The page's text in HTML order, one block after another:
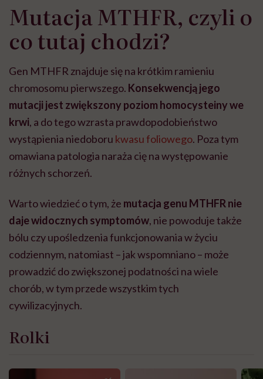
Mutacja MTHFR, czyli o
co tutaj chodzi?
Gen MTHFR znajduje się na krótkim ramieniu
chromosomu pierwszego. Konsekwencją jego
mutacji jest zwiększony poziom homocysteiny we
krwi, a do tego wzrasta prawdopodobieństwo
wystąpienia niedoboru kwasu foliowego. Poza tym
omawiana patologia naraża cię na występowanie
różnych schorzeń.
Warto wiedzieć o tym, że mutacja genu MTHFR nie
daje widocznych symptomów, nie powoduje także
bólu czy upośledzenia funkcjonowania w życiu
codziennym, natomiast – jak wspomniano – może
prowadzić do zwiększonej podatności na wiele
chorób, w tym przede wszystkim tych
cywilizacyjnych.
Rolki